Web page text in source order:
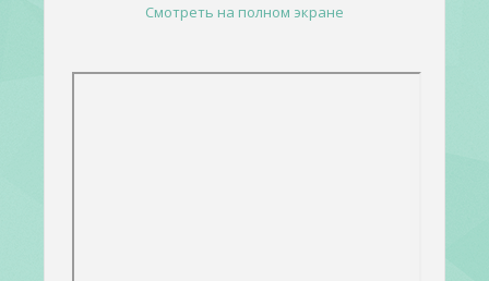
Смотреть на полном экране